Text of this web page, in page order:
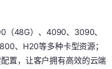
（48G）、4090、3090、
、H20等多种卡型资源；
置，让客户拥有高效的云端